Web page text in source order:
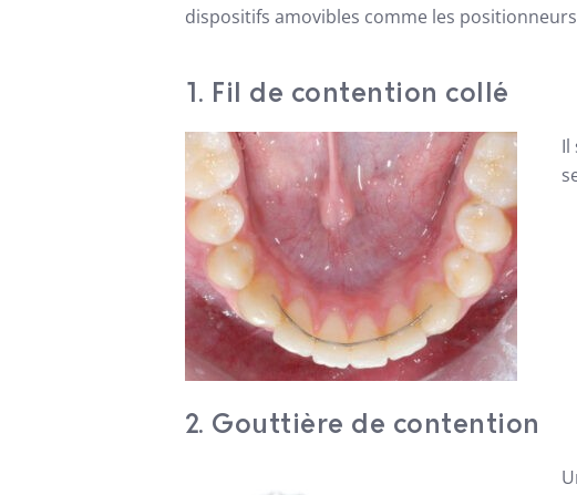
dispositifs amovibles comme les
1. Fil de contention collé
Il
2. Gouttière de contention